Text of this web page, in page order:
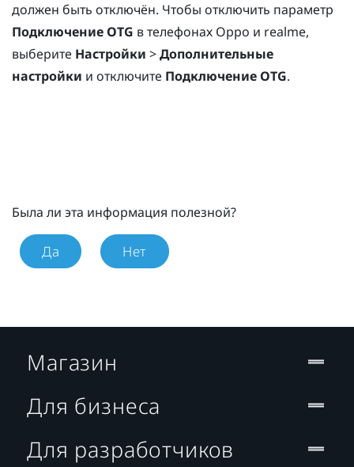
должен быть отключён. Чтобы отключить параметр
Подключение OTG в телефонах Oppo и realme,
выберите Настройки >Дополнительные
настройки и отключите Подключение OTG.
Была ли эта информация полезной?
Да Нет
Магазин
Для бизнеса
Для разработчиков